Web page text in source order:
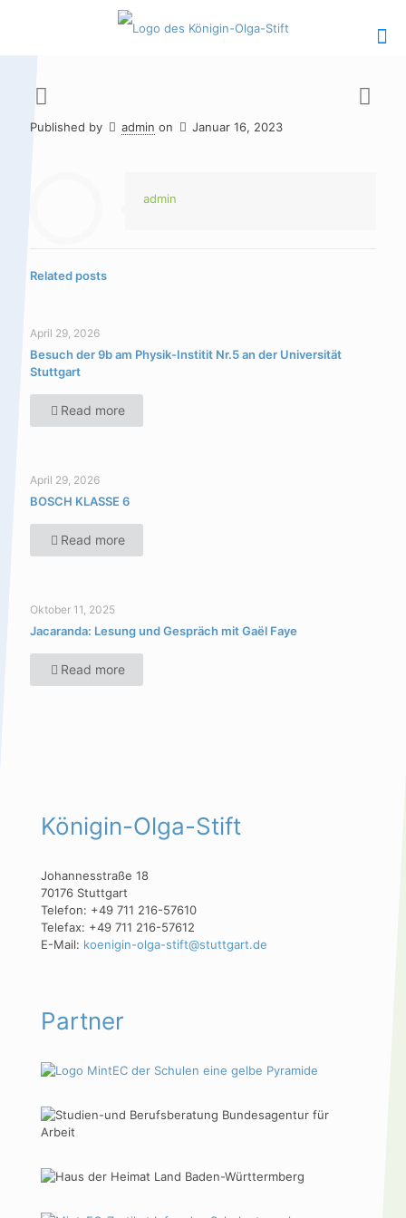
Alt + Shift + S
Kontakte /
Sekretariat
Published by admin on Januar 16, 2023
admin
Related posts
April 29, 2026
Besuch der 9b am Physik-Institit Nr.5 an der Universität
Stuttgart
Read more
April 29, 2026
BOSCH KLASSE 6
Read more
Oktober 11, 2025
Jacaranda: Lesung und Gespräch mit Gaël Faye
Read more
Königin-Olga-Stift
Johannesstraße 18
70176 Stuttgart
Telefon: +49 711 216-57610
Telefax: +49 711 216-57612
E-Mail: koenigin-olga-stift@stuttgart.de
Partner